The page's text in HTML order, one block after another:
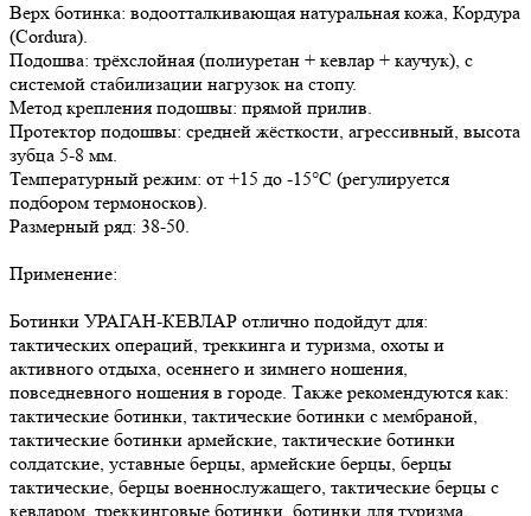
Верх ботинка: водоотталкивающая натуральная кожа, Кордура
(Cordura).
Подошва: трёхслойная (полиуретан + кевлар + каучук), с
системой стабилизации нагрузок на стопу.
Метод крепления подошвы: прямой прилив.
Протектор подошвы: средней жёсткости, агрессивный, высота
зубца 5-8 мм.
Температурный режим: от +15 до -15°C (регулируется
подбором термоносков).
Размерный ряд: 38-50.
Применение:
Ботинки УРАГАН-КЕВЛАР отлично подойдут для:
тактических операций, треккинга и туризма, охоты и
активного отдыха, осеннего и зимнего ношения,
повседневного ношения в городе. Также рекомендуются как:
тактические ботинки, тактические ботинки с мембраной,
тактические ботинки армейские, тактические ботинки
солдатские, уставные берцы, армейские берцы, берцы
тактические, берцы военнослужащего, тактические берцы с
кевларом, треккинговые ботинки, ботинки для туризма,